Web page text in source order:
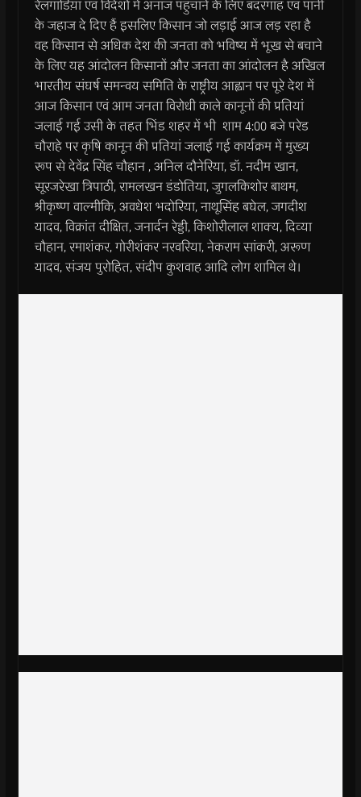
रेलगाडिय़ां एव विदेशों में अनाज पहुंचाने के लिए बंदरगाह एवं पानी
के जहाज दे दिए हैं इसलिए किसान जो लड़ाई आज लड़ रहा है
वह किसान से अधिक देश की जनता को भविष्य में भूख से बचाने
के लिए यह आंदोलन किसानों और जनता का आंदोलन है अखिल
भारतीय संघर्ष समन्वय समिति के राष्ट्रीय आह्वान पर पूरे देश में
आज किसान एवं आम जनता विरोधी काले कानूनों की प्रतियां
जलाई गई उसी के तहत भिंड शहर में भी शाम 4:00 बजे परेड
चौराहे पर कृषि कानून की प्रतियां जलाई गई कार्यक्रम में मुख्य
रूप से देवेंद्र सिंह चौहान , अनिल दौनेरिया, डॉ. नदीम खान,
सूरजरेखा त्रिपाठी, रामलखन डंडोतिया, जुगलकिशोर बाथम,
श्रीकृष्ण वाल्मीकि, अवधेश भदोरिया, नाथूसिंह बघेल, जगदीश
यादव, विक्रांत दीक्षित, जनार्दन रेड्डी, किशोरीलाल शाक्य, दिव्या
चौहान, रमाशंकर, गोरीशंकर नरवरिया, नेकराम सांकरी, अरूण
यादव, संजय पुरोहित, संदीप कुशवाह आदि लोग शामिल थे।